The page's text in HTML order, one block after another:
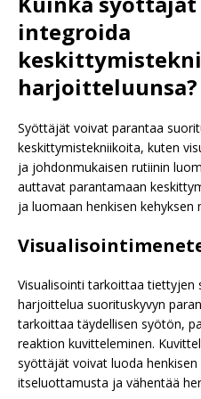
integroida
harjoitteluunsa?
Syöttäjät voivat parantaa
keskittymistekniikoita, kuten
ja johdonmukaisen rutiinin
auttavat parantamaan
ja luomaan henkisen kehyksen
Visualisointi tarkoittaa tiettyjen
harjoittelua suorituskyvyn
tarkoittaa täydellisen syötön,
reaktion kuvitteleminen.
syöttäjät voivat luoda
itseluottamusta ja vähentää